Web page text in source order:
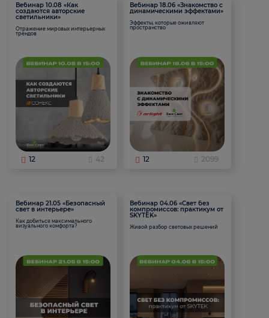
Вебинар 10.08 «Как
создаются авторские
светильники»
Отражение мировых интерьерных
трендов
12 42
Вебинар 18.06 «Знакомство с
динамическими эффектами»
Эффекты, которые оживляют
пространство
12 2099
Вебинар 21.05 «Безопасный
свет в интерьере»
Как добиться максимального
визуального комфорта?
Вебинар 04.06 «Свет без
компромиссов: практикум от
SKYTEK»
Живой разбор световых решений